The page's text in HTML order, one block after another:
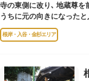
寺の東側に改り､ 地蔵尊を
うちに元の向きになった
ています｡薬王寺（やくお
根岸・入谷・金杉エリア